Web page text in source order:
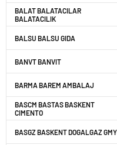
BALAT BALATACILAR
BALATACILIK
BALSU BALSU GIDA
BANVT BANVIT
BARMA BAREM AMBALAJ
BASCM BASTAS BASKENT
CIMENTO
BASGZ BASKENT DOGALGAZ